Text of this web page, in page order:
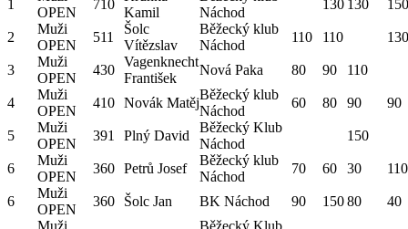
1
OPEN
710
Kamil
Náchod
130 130 150
2
Muži
OPEN
511
Šolc
Vítězslav
Běžecký klub
Náchod
110 110 130
3
Muži
OPEN
430
Vagenknecht
František
Nová Paka 80 90 110
4
Muži
OPEN
410 Novák Matěj
Běžecký klub
Náchod
60 80 90 90
5
Muži
OPEN
391 Plný David
Běžecký Klub
Náchod
150
6
Muži
OPEN
360 Petrů Josef
Běžecký klub
Náchod
70 60 30 110
6
Muži
OPEN
360 Šolc Jan BK Náchod 90 15080 40
Muži Běžecký Klub